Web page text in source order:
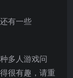
有一些
多人游戏问
很有趣，请重